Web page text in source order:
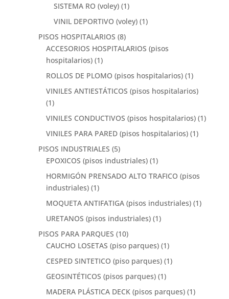
SISTEMA RO (voley) (1)
VINIL DEPORTIVO (voley) (1)
PISOS HOSPITALARIOS (8)
ACCESORIOS HOSPITALARIOS (pisos
hospitalarios) (1)
ROLLOS DE PLOMO (pisos hospitalarios) (1)
VINILES ANTIESTÁTICOS (pisos hospitalarios)
(1)
VINILES CONDUCTIVOS (pisos hospitalarios) (1)
VINILES PARA PARED (pisos hospitalarios) (1)
PISOS INDUSTRIALES (5)
EPOXICOS (pisos industriales) (1)
HORMIGÓN PRENSADO ALTO TRAFICO (pisos
industriales) (1)
MOQUETA ANTIFATIGA (pisos industriales) (1)
URETANOS (pisos industriales) (1)
PISOS PARA PARQUES (10)
CAUCHO LOSETAS (piso parques) (1)
CESPED SINTETICO (piso parques) (1)
GEOSINTÉTICOS (pisos parques) (1)
MADERA PLÁSTICA DECK (pisos parques) (1)